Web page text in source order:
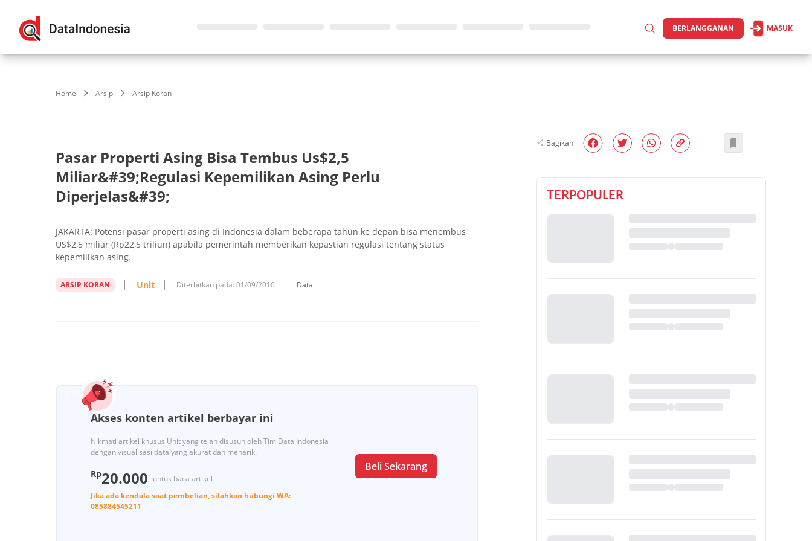
BERLANGGANAN MASUK
Home Arsip Arsip Koran
Pasar Properti Asing Bisa Tembus Us$2,5
Miliar&#39;Regulasi Kepemilikan Asing Perlu
Diperjelas&#39;
JAKARTA: Potensi pasar properti asing di Indonesia dalam beberapa tahun ke depan bisa menembus
US$2,5 miliar (Rp22,5 triliun) apabila pemerin­tah memberikan kepastian regulasi tentang status
kepemilikan asing.
ARSIP KORAN Unit Diterbitkan pada: 01/09/2010 Data
Akses konten artikel berbayar ini
Nikmati artikel khusus Unit yang telah disusun oleh Tim Data Indonesia
dengan visualisasi data yang akurat dan menarik.
Rp20.000 untuk baca artikel
Jika ada kendala saat pembelian, silahkan hubungi WA:
085884545211
Beli Sekarang
Bagikan
TERPOPULER